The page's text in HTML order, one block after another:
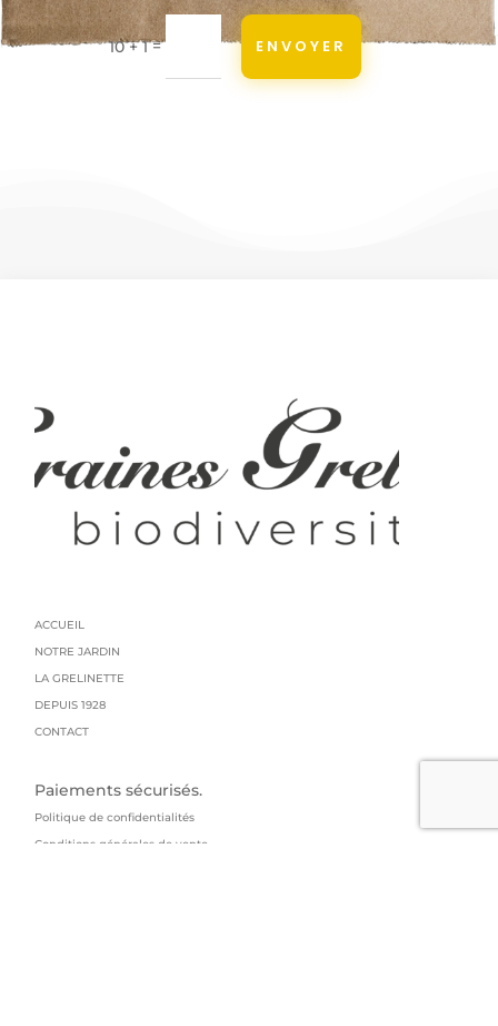
10 + 1= ENVOYER
ACCUEIL
NOTRE JARDIN
LA GRELINETTE
DEPUIS 1928
CONTACT
Paiements sécurisés.
Politique de confidentialités
Conditions générales de vente